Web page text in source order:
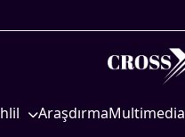
AraşdırmaMultimedia